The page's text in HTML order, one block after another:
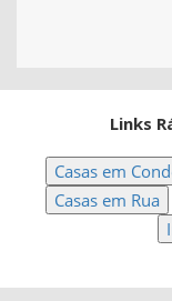
Links
Casas em
Casas em Rua